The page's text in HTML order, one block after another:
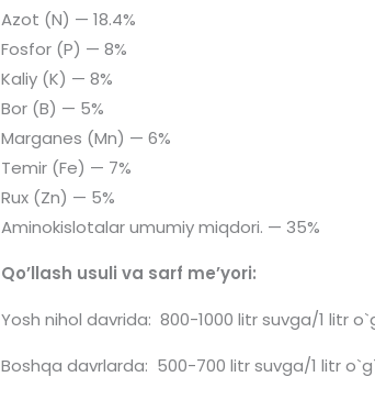
Azot (N) — 18.4%
Fosfor (P) — 8%
Kaliy (K) — 8%
Bor (B) — 5%
Marganes (Mn) — 6%
Temir (Fe) — 7%
Rux (Zn) — 5%
Aminokislotalar umumiy miqdori. — 35%
Qo’llash usuli va sarf me’yori:
Yosh nihol davrida: 800-1000 litr suvga/1 litr
Boshqa davrlarda: 500-700 litr suvga/1 litr